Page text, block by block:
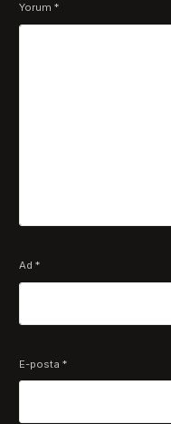
Yorum*
Ad*
E-posta*